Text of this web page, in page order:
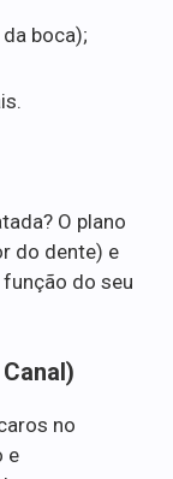
boca);
O plano
do dente) e
do seu
no
e